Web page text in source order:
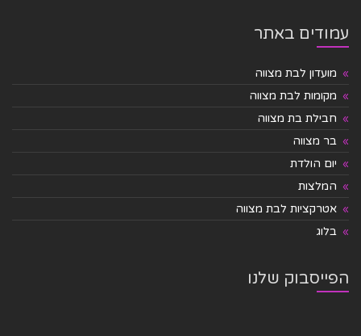
עמודים באתר
מועדון לבת מצווה
מקומות לבת מצווה
חבילת בת מצווה
בר מצווה
יום הולדת
המלצות
אטרקציות לבת מצווה
בלוג
הפייסבוק שלנו